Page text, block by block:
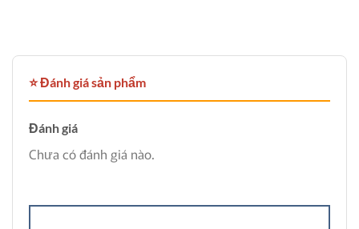
⭐ Đánh giá sản phẩm
Đánh giá
Chưa có đánh giá nào.